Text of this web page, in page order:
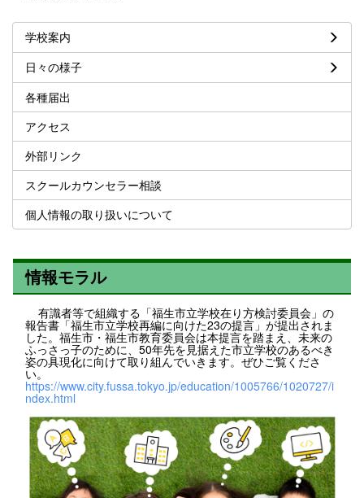
学校案内
日々の様子
各種届出
アクセス
外部リンク
スクールカウンセラー相談
個人情報の取り扱いについて
情報モラル
有識者等で組織する「福生市立学校在り方検討委員会」の
報告書「福生市立学校再編に向けた23の提言」が提出されま
した。福生市・福生市教育委員会は本提言を踏まえ、未来の
ふっさっ子のために、50年先を見据えた市立学校のあるべき
姿の具現化に向けて取り組んでいきます。ぜひご覧くださ
い。
https://www.city.fussa.tokyo.jp/education/1005766/1020727/i
ndex.html